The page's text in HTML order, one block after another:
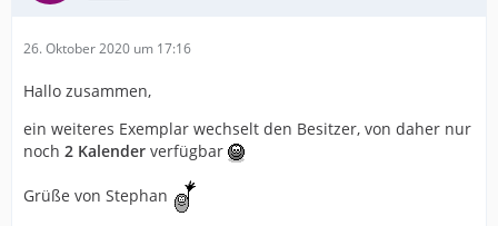
26. Oktober 2020 um 17:16
Hallo zusammen,
ein weiteres Exemplar wechselt den Besitzer, von daher nur
noch 2 Kalender verfügbar
Grüße von Stephan